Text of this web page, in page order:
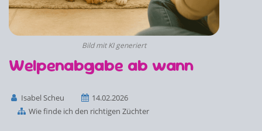
Bild mit KI generiert
Welpenabgabe ab wann
Isabel Scheu
14.02.2026
Wie finde ich den richtigen Züchter